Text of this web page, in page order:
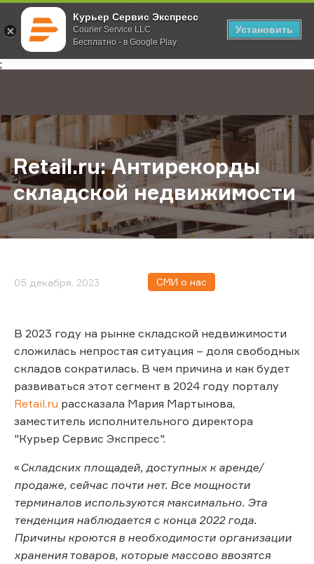
Курьер Сервис Экспресс
Courier Service LLC
Бесплатно - в Google Play
Установить
;
Главная О компании Новости Retail.ru: Антирекорды
Retail.ru: Антирекорды
складской недвижимости
05 декабря, 2023 СМИ о нас
В 2023 году на рынке складской недвижимости
сложилась непростая ситуация – доля свободных
складов сократилась. В чем причина и как будет
развиваться этот сегмент в 2024 году порталу
Retail.ru рассказала Мария Мартынова,
заместитель исполнительного директора
"Курьер Сервис Экспресс".
«Складских площадей, доступных к аренде/
продаже, сейчас почти нет. Все мощности
терминалов используются максимально. Эта
тенденция наблюдается с конца 2022 года.
Причины кроются в необходимости организации
хранения товаров, которые массово ввозятся